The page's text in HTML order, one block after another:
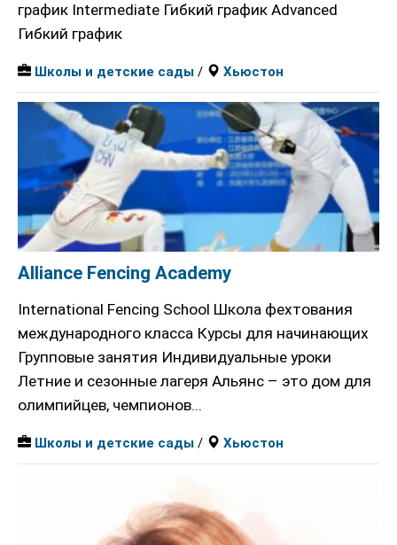
график Intermediate Гибкий график Advanced
Гибкий график
Школы и детские сады / Хьюстон
Alliance Fencing Academy
International Fencing School Школа фехтования
международного класса Курсы для начинающих
Групповые занятия Индивидуальные уроки
Летние и сезонные лагеря Альянс – это дом для
олимпийцев, чемпионов...
Школы и детские сады / Хьюстон